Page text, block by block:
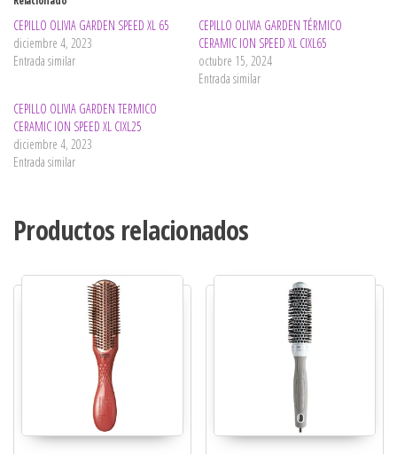
CEPILLO OLIVIA GARDEN SPEED XL 65
diciembre 4, 2023
Entrada similar
CEPILLO OLIVIA GARDEN TÉRMICO
CERAMIC ION SPEED XL CIXL65
octubre 15, 2024
Entrada similar
CEPILLO OLIVIA GARDEN TERMICO
CERAMIC ION SPEED XL CIXL25
diciembre 4, 2023
Entrada similar
Productos relacionados